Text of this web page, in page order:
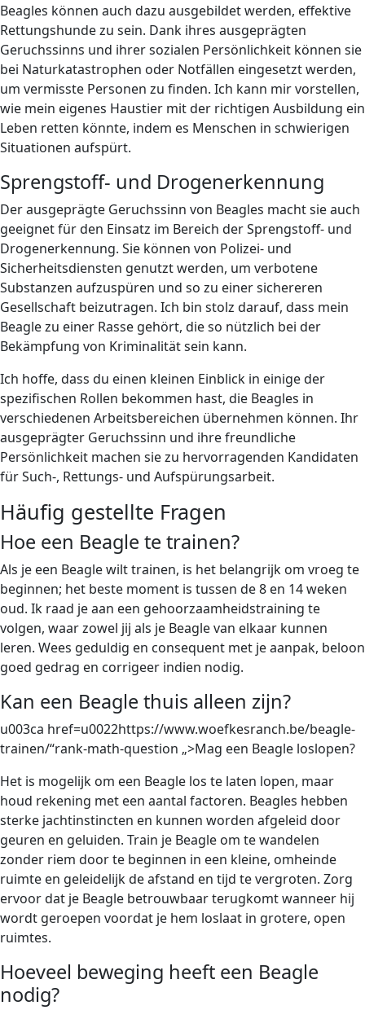
Beagles können auch dazu ausgebildet werden, effektive
Rettungshunde zu sein. Dank ihres ausgeprägten
Geruchssinns und ihrer sozialen Persönlichkeit können sie
bei Naturkatastrophen oder Notfällen eingesetzt werden,
um vermisste Personen zu finden. Ich kann mir vorstellen,
wie mein eigenes Haustier mit der richtigen Ausbildung ein
Leben retten könnte, indem es Menschen in schwierigen
Situationen aufspürt.
Sprengstoff- und Drogenerkennung
Der ausgeprägte Geruchssinn von Beagles macht sie auch
geeignet für den Einsatz im Bereich der Sprengstoff- und
Drogenerkennung. Sie können von Polizei- und
Sicherheitsdiensten genutzt werden, um verbotene
Substanzen aufzuspüren und so zu einer sichereren
Gesellschaft beizutragen. Ich bin stolz darauf, dass mein
Beagle zu einer Rasse gehört, die so nützlich bei der
Bekämpfung von Kriminalität sein kann.
Ich hoffe, dass du einen kleinen Einblick in einige der
spezifischen Rollen bekommen hast, die Beagles in
verschiedenen Arbeitsbereichen übernehmen können. Ihr
ausgeprägter Geruchssinn und ihre freundliche
Persönlichkeit machen sie zu hervorragenden Kandidaten
für Such-, Rettungs- und Aufspürungsarbeit.
Häufig gestellte Fragen
Hoe een Beagle te trainen?
Als je een Beagle wilt trainen, is het belangrijk om vroeg te
beginnen; het beste moment is tussen de 8 en 14 weken
oud. Ik raad je aan een gehoorzaamheidstraining te
volgen, waar zowel jij als je Beagle van elkaar kunnen
leren. Wees geduldig en consequent met je aanpak, beloon
goed gedrag en corrigeer indien nodig.
Kan een Beagle thuis alleen zijn?
u003ca href=u0022https://www.woefkesranch.be/beagle-
trainen/“rank-math-question „>Mag een Beagle loslopen?
Het is mogelijk om een Beagle los te laten lopen, maar
houd rekening met een aantal factoren. Beagles hebben
sterke jachtinstincten en kunnen worden afgeleid door
geuren en geluiden. Train je Beagle om te wandelen
zonder riem door te beginnen in een kleine, omheinde
ruimte en geleidelijk de afstand en tijd te vergroten. Zorg
ervoor dat je Beagle betrouwbaar terugkomt wanneer hij
wordt geroepen voordat je hem loslaat in grotere, open
ruimtes.
Hoeveel beweging heeft een Beagle
nodig?